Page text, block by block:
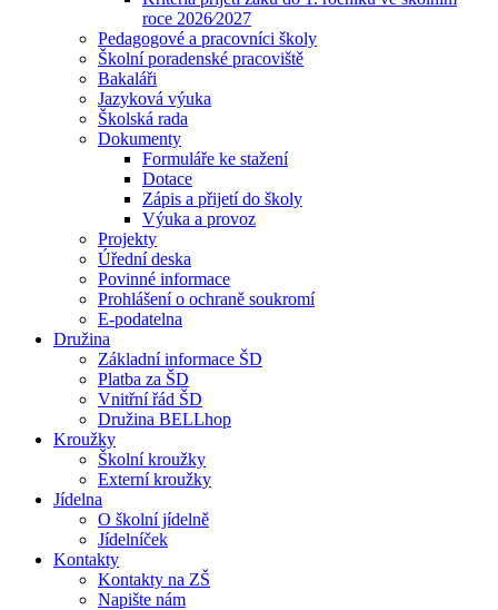
roce 2026⁄2027
Pedagogové a pracovníci školy
Školní poradenské pracoviště
Bakaláři
Jazyková výuka
Školská rada
Dokumenty
Formuláře ke stažení
Dotace
Zápis a přijetí do školy
Výuka a provoz
Projekty
Úřední deska
Povinné informace
Prohlášení o ochraně soukromí
E-podatelna
Družina
Základní informace ŠD
Platba za ŠD
Vnitřní řád ŠD
Družina BELLhop
Kroužky
Školní kroužky
Externí kroužky
Jídelna
O školní jídelně
Jídelníček
Kontakty
Kontakty na ZŠ
Napište nám